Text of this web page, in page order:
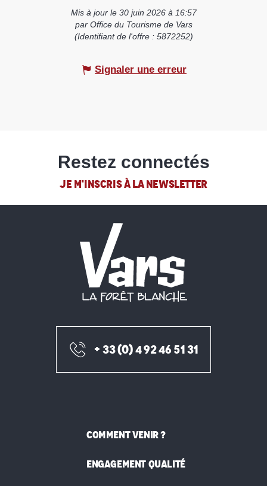
Mis à jour le 30 juin 2026 à 16:57
par Office du Tourisme de Vars
(Identifiant de l'offre : 5872252)
Signaler une erreur
Restez connectés
JE M'INSCRIS À LA NEWSLETTER
+ 33 (0) 4 92 46 51 31
COMMENT VENIR ?
ENGAGEMENT QUALITÉ